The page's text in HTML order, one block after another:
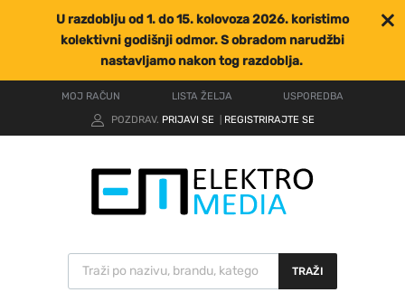
U razdoblju od 1. do 15. kolovoza 2026. koristimo
kolektivni godišnji odmor. S obradom narudžbi
nastavljamo nakon tog razdoblja.
MOJ RAČUN LISTA ŽELJA
USPOREDBA
POZDRAV. PRIJAVI SE REGISTRIRAJTE SE
TRAŽI